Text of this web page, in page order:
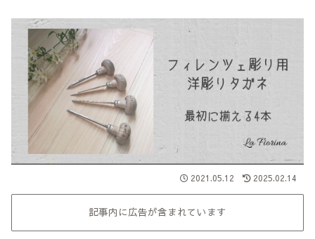
2021.05.12 2025.02.14
記事内に広告が含まれています